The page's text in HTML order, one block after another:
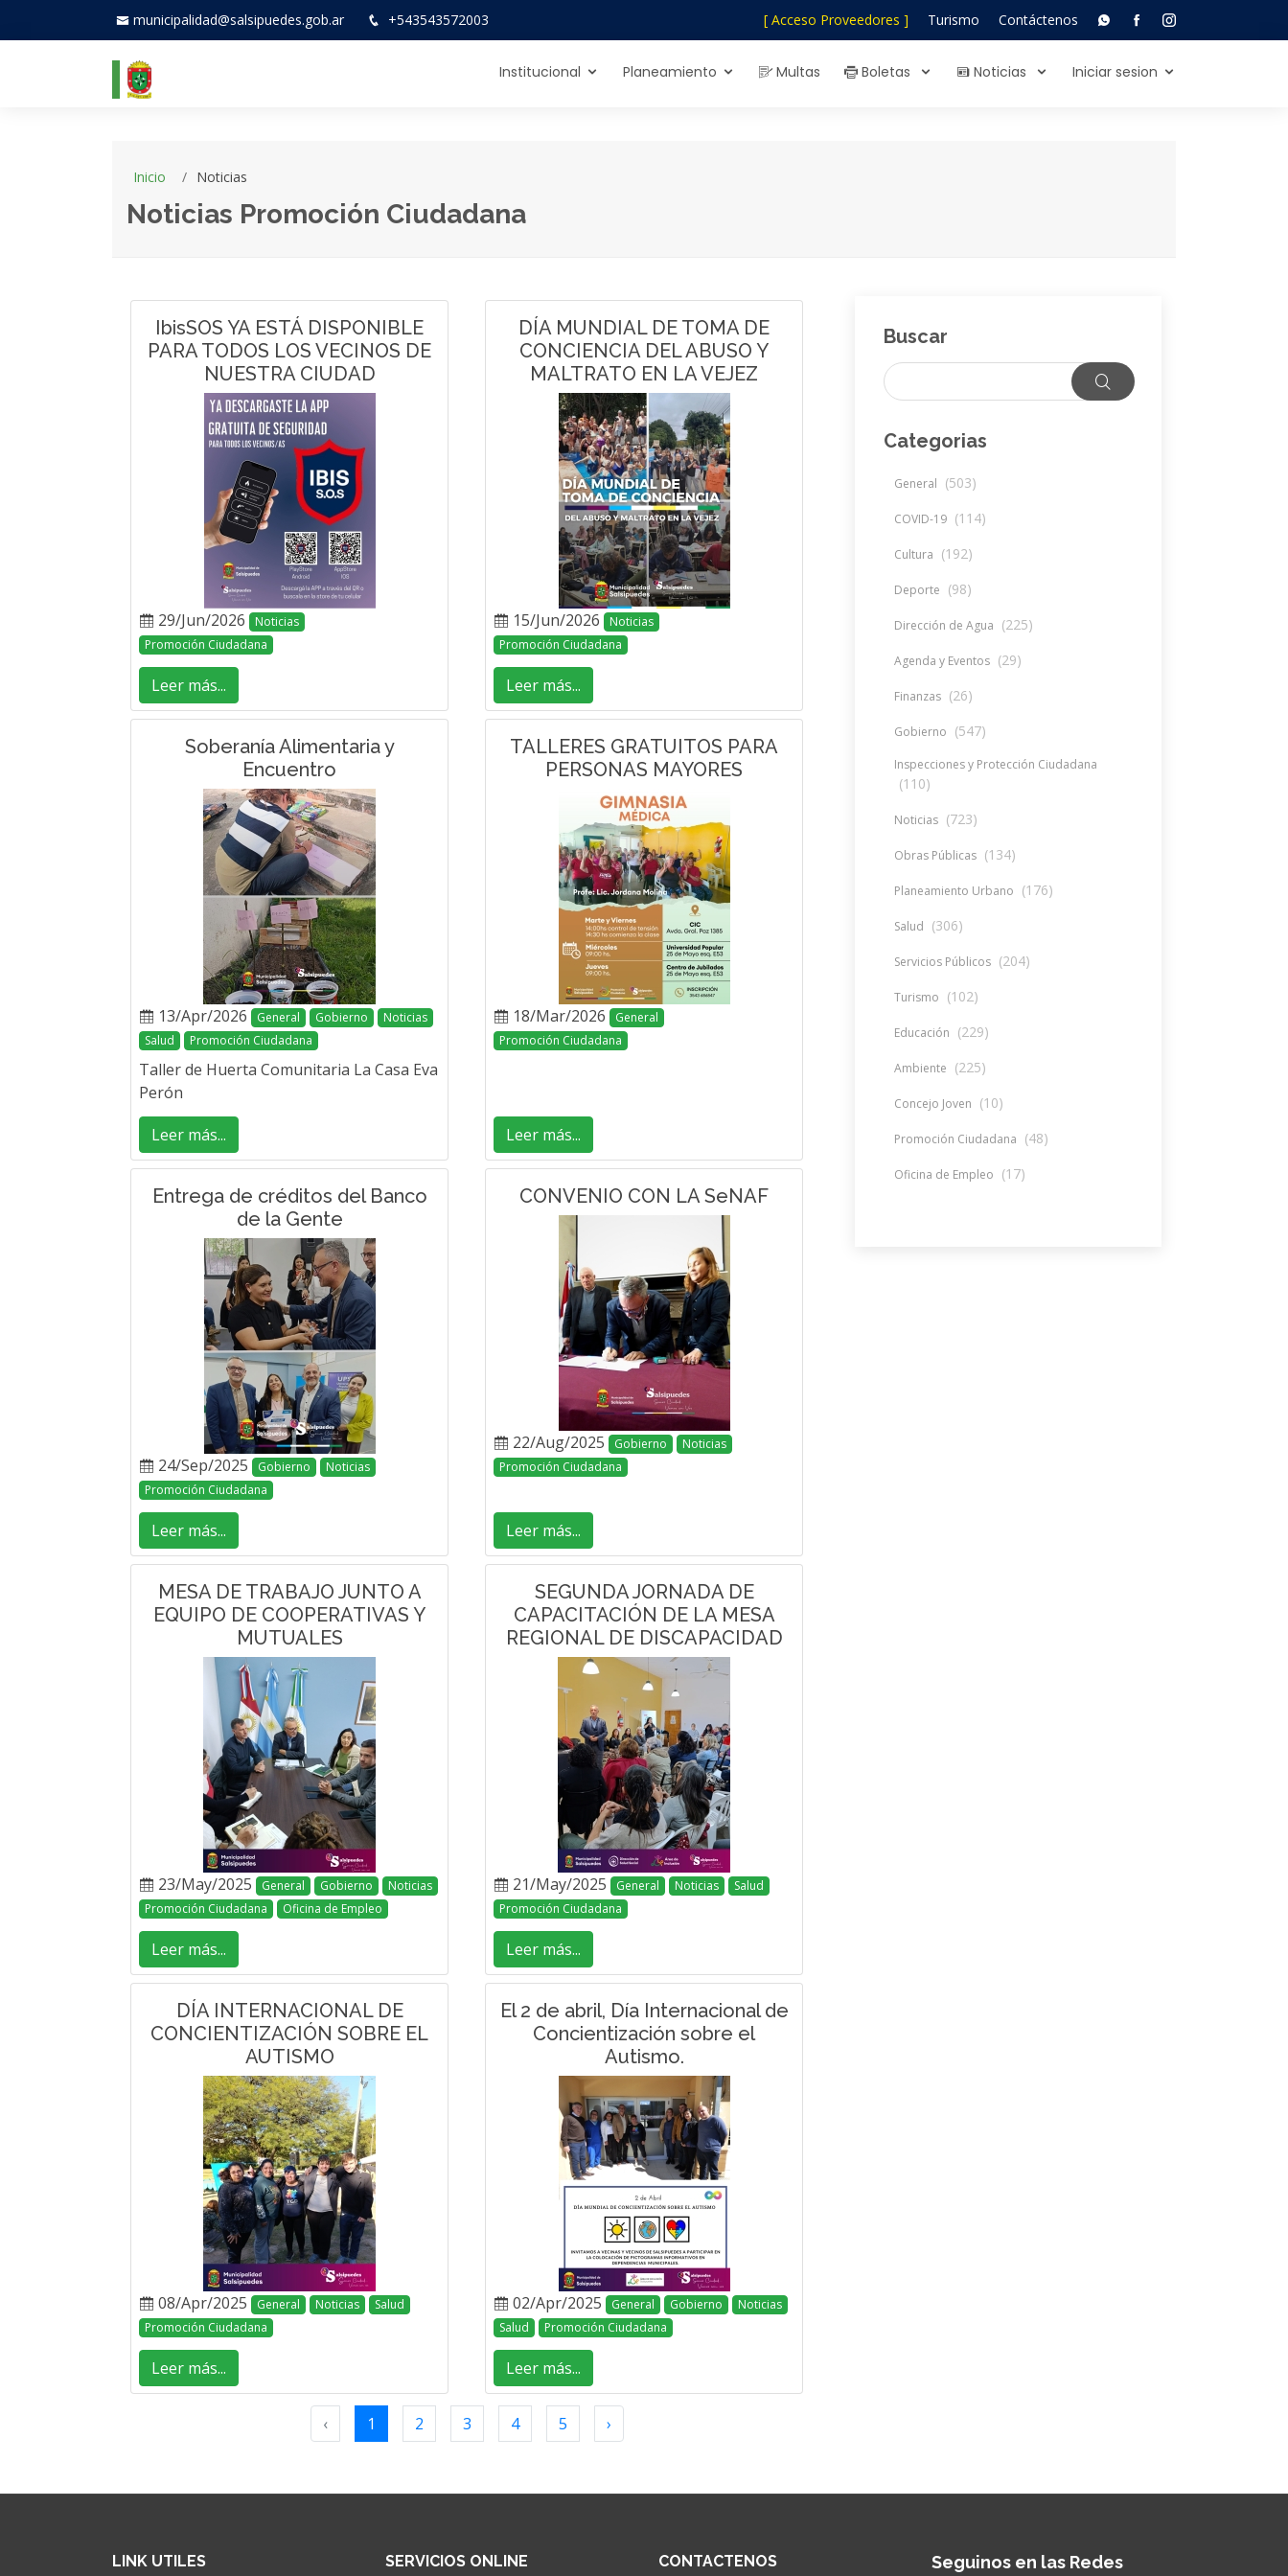
municipalidad@salsipuedes.gob.ar +543543572003 [ Acceso Proveedores ] Turismo Contáctenos
Institucional Planeamiento Multas Boletas Noticias Iniciar sesion
Inicio Noticias
Noticias Promoción Ciudadana
IbisSOS YA ESTÁ DISPONIBLE
PARA TODOS LOS VECINOS DE
NUESTRA CIUDAD
29/Jun/2026
Noticias
Promoción Ciudadana
Leer más...
DÍA MUNDIAL DE TOMA DE
CONCIENCIA DEL ABUSO Y
MALTRATO EN LA VEJEZ
15/Jun/2026
Noticias
Promoción Ciudadana
Leer más...
Soberanía Alimentaria y
Encuentro
13/Apr/2026 General Gobierno
Noticias
Salud
Promoción Ciudadana
Taller de Huerta Comunitaria La Casa Eva
Perón
Leer más...
TALLERES GRATUITOS PARA
PERSONAS MAYORES
18/Mar/2026
General
Promoción Ciudadana
Leer más...
Entrega de créditos del Banco
de la Gente
24/Sep/2025 Gobierno
Noticias
Promoción Ciudadana
Leer más...
CONVENIO CON LA SeNAF
22/Aug/2025 Gobierno
Noticias
Promoción Ciudadana
Leer más...
MESA DE TRABAJO JUNTO A
EQUIPO DE COOPERATIVAS Y
MUTUALES
23/May/2025 General Gobierno
Noticias
Promoción Ciudadana
Oficina de Empleo
Leer más...
SEGUNDA JORNADA DE
CAPACITACIÓN DE LA MESA
REGIONAL DE DISCAPACIDAD
21/May/2025 General Noticias
Salud
Promoción Ciudadana
Leer más...
DÍA INTERNACIONAL DE
CONCIENTIZACIÓN SOBRE EL
AUTISMO
08/Apr/2025 General Noticias
Salud
Promoción Ciudadana
Leer más...
El 2 de abril, Día Internacional de
Concientización sobre el
Autismo.
02/Apr/2025 General Gobierno
Noticias
Salud
Promoción Ciudadana
Leer más...
‹ 1 2 3 4 5 ›
Buscar
Categorias
General (503)
COVID-19 (114)
Cultura (192)
Deporte (98)
Dirección de Agua (225)
Agenda y Eventos (29)
Finanzas (26)
Gobierno (547)
Inspecciones y Protección Ciudadana
(110)
Noticias (723)
Obras Públicas (134)
Planeamiento Urbano (176)
Salud (306)
Servicios Públicos (204)
Turismo (102)
Educación (229)
Ambiente (225)
Concejo Joven (10)
Promoción Ciudadana (48)
Oficina de Empleo (17)
LINK UTILES SERVICIOS ONLINE CONTACTENOS Seguinos en las Redes